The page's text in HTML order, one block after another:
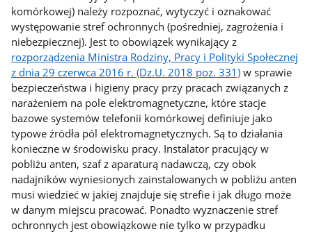
komórkowej) należy rozpoznać, wytyczyć i oznakować
występowanie stref ochronnych (pośredniej, zagrożenia i
niebezpiecznej). Jest to obowiązek wynikający z
rozporządzenia Ministra Rodziny, Pracy i Polityki Społecznej
z dnia 29 czerwca 2016 r. (Dz.U. 2018 poz. 331) w sprawie
bezpieczeństwa i higieny pracy przy pracach związanych z
narażeniem na pole elektromagnetyczne, które stacje
bazowe systemów telefonii komórkowej definiuje jako
typowe źródła pól elektromagnetycznych. Są to działania
konieczne w środowisku pracy. Instalator pracujący w
pobliżu anten, szaf z aparaturą nadawczą, czy obok
nadajników wyniesionych zainstalowanych w pobliżu anten
musi wiedzieć w jakiej znajduje się strefie i jak długo może
w danym miejscu pracować. Ponadto wyznaczenie stref
ochronnych jest obowiązkowe nie tylko w przypadku